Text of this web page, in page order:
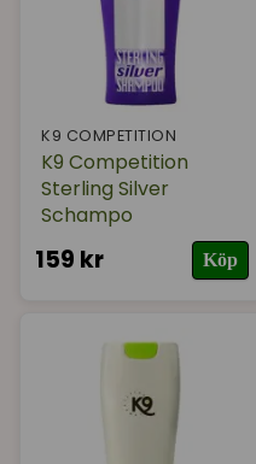
K9 COMPETITION
K9 Competition
Sterling Silver
Schampo
159 kr Köp